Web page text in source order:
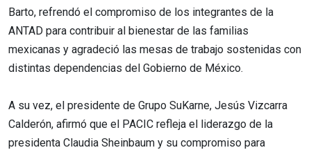
Barto, refrendó el compromiso de los integrantes de la
ANTAD para contribuir al bienestar de las familias
mexicanas y agradeció las mesas de trabajo sostenidas con
distintas dependencias del Gobierno de México.
A su vez, el presidente de Grupo SuKarne, Jesús Vizcarra
Calderón, afirmó que el PACIC refleja el liderazgo de la
presidenta Claudia Sheinbaum y su compromiso para